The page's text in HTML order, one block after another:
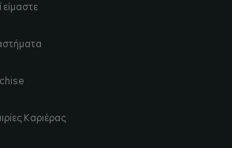
είμαστε
Καριέρας